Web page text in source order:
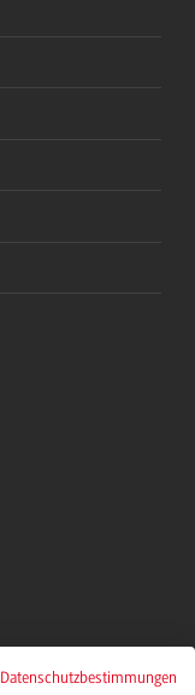
Datenschutzbestimmungen